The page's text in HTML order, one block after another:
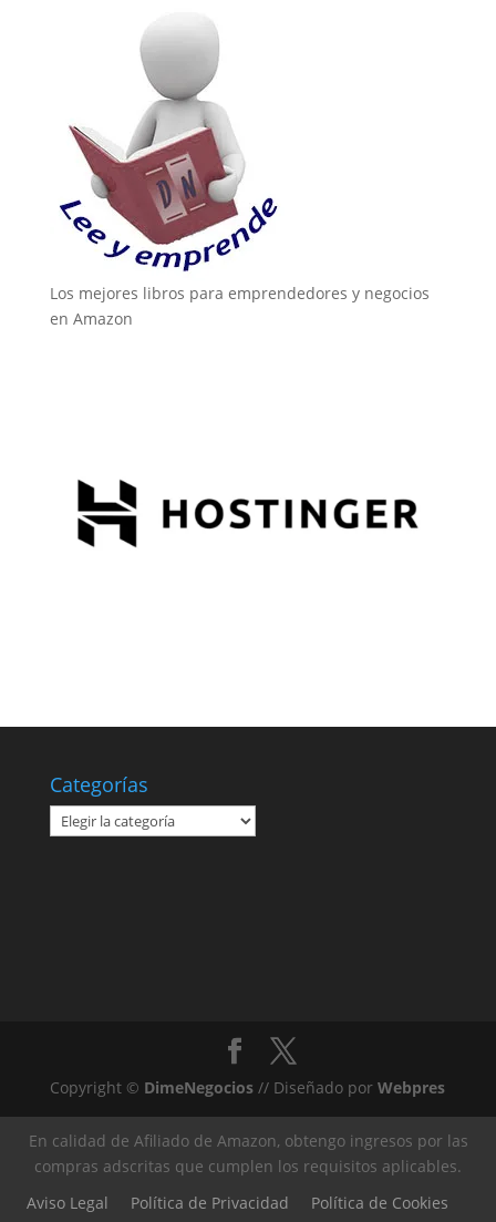
Los mejores libros para emprendedores y negocios
en Amazon
Categorías
Categorías
Copyright © DimeNegocios // Diseñado porWebpres
En calidad de Afiliado de Amazon, obtengo ingresos por las
compras adscritas que cumplen los requisitos aplicables.
Aviso Legal
Política de Privacidad
Política de Cookies